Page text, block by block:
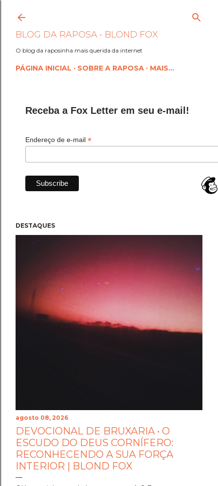
Pular para o conteúdo
BLOG DA RAPOSA • BLOND FOX
O blog da raposinha mais querida da internet
PÁGINA INICIAL SOBRE A RAPOSA MAIS…
Receba a Fox Letter em seu e-mail!
Endereço de e-mail *
DESTAQUES
agosto 08, 2026
DEVOCIONAL DE BRUXARIA • O
ESCUDO DO DEUS CORNÍFERO:
RECONHECENDO A SUA FORÇA
INTERIOR | BLOND FOX